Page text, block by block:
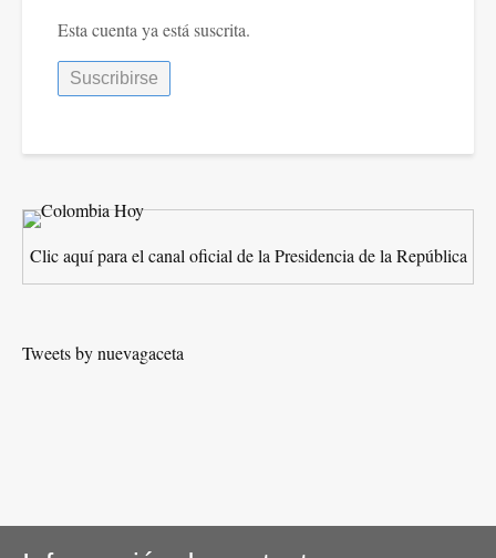
Esta cuenta ya está suscrita.
Clic aquí para el canal oficial de la Presidencia de la República
Tweets by nuevagaceta